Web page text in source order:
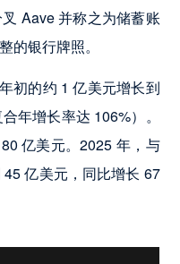
Aave 并称之为储蓄账
的银行牌照。
初的约 1 亿美元增长到
年增长率达 106%）。
亿美元。2025 年，与
亿美元，同比增长 67